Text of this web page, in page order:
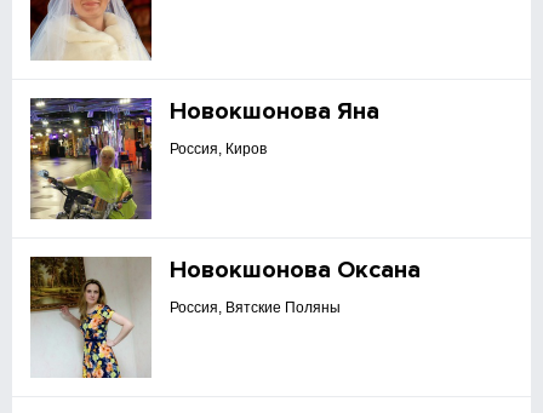
Новокшонова Яна
Россия, Киров
Новокшонова Оксана
Россия, Вятские Поляны